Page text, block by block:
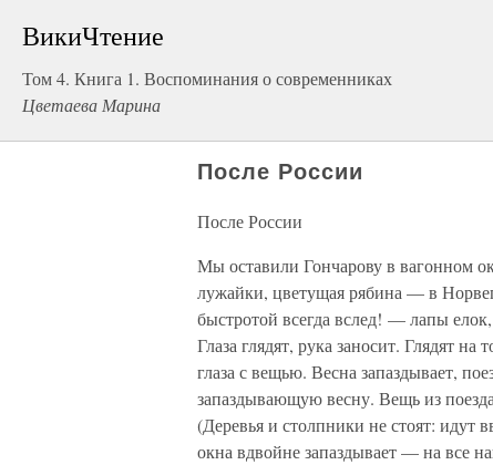
ВикиЧтение
Том 4. Книга 1. Воспоминания о современниках
Цветаева Марина
После России
После России
Мы оставили Гончарову в вагонном
лужайки, цветущая рябина — в
быстротой всегда вслед! — лапы
Глаза глядят, рука заносит. Глядят
глаза с вещью. Весна запаздывает,
запаздывающую весну. Вещь из
(Деревья и столпники не стоят: идут
окна вдвойне запаздывает — на все